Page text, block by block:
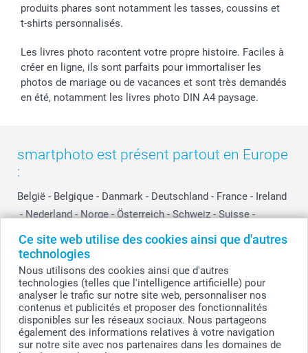
Ce site web utilise des cookies ainsi que d'autres
technologies
Nous utilisons des cookies ainsi que d'autres
technologies (telles que l'intelligence artificielle) pour
analyser le trafic sur notre site web, personnaliser nos
contenus et publicités et proposer des fonctionnalités
disponibles sur les réseaux sociaux. Nous partageons
également des informations relatives à votre navigation
sur notre site avec nos partenaires dans les domaines de
smartgarantie
smartbonus
produits phares sont notamment les tasses, coussins et
t-shirts personnalisés.
Les livres photo racontent votre propre histoire. Faciles à
créer en ligne, ils sont parfaits pour immortaliser les
photos de mariage ou de vacances et sont très demandés
en été, notamment les livres photo DIN A4 paysage.
smartphoto est présent partout en Europe
:
België - Belgique - Danmark - Deutschland - France - Ireland
- Nederland - Norge - Österreich - Schweiz - Suisse -
Switzerland
Suomi Sverige United Kingdom
Other Countries
© smartphoto group. Tous droits réservés
Tous les prix sont en francs suisses (CHF), TVA incluse et hors frais de port.